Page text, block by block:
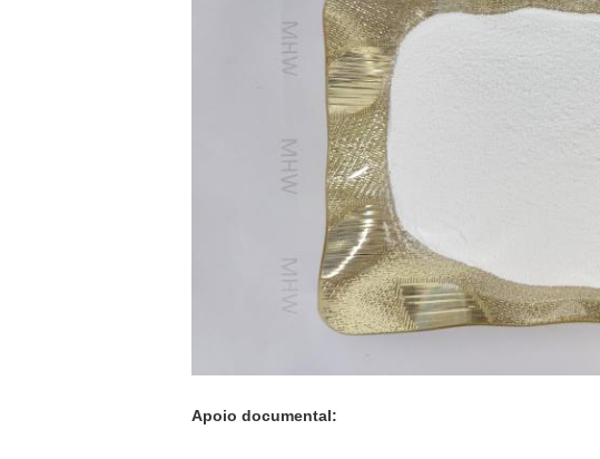
Apoio documental: